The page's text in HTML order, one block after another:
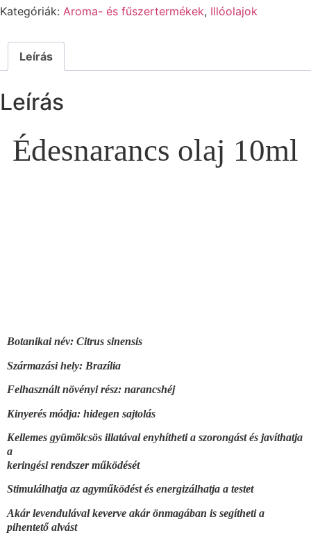
Kategóriák: Aroma- és fűszertermékek, Illóolajok
Leírás
Leírás
Édesnarancs olaj 10ml
Botanikai név: Citrus sinensis
Származási hely: Brazília
Felhasznált növényi rész: narancshéj
Kinyerés módja: hidegen sajtolás
Kellemes gyümölcsös illatával enyhítheti a szorongást és javíthatja
a
keringési rendszer működését
Stimulálhatja az agyműködést és energizálhatja a testet
Akár levendulával keverve akár önmagában is segítheti a
pihentető alvást